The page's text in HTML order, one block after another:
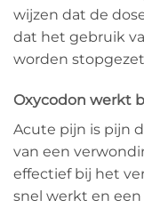
wijzen dat de
dat het gebruik
worden
Oxycodon werkt
Acute pijn is pijn
van een
effectief bij het
snel werkt en